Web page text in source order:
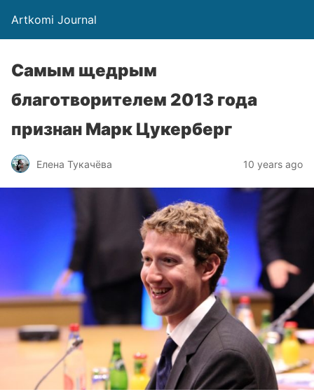
Artkomi Journal
Самым щедрым
благотворителем 2013 года
признан Марк Цукерберг
Елена Тукачёва 10 years ago